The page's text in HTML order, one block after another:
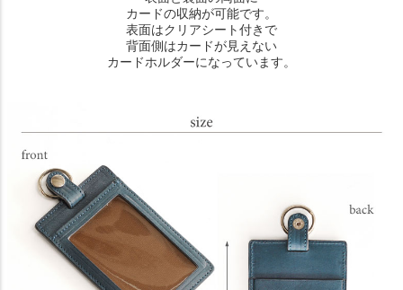
カードの収納が可能です。
表面はクリアシート付きで
背面側はカードが見えない
カードホルダーになっています。